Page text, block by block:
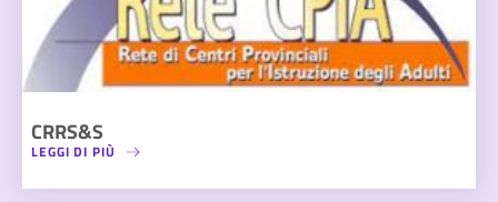
CRRS&S
LEGGI DI PIÙ